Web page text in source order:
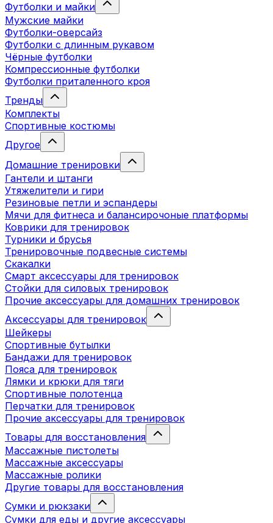
Футболки и майки
Мужские майки
Футболки-оверсайз
Футболки с длинным рукавом
Чёрные футболки
Компрессионные футболки
Футболки приталенного кроя
Тренды
Комплекты
Спортивные костюмы
Другое
Домашние тренировки
Гантели и штанги
Утяжелители и гири
Резиновые петли и эспандеры
Мячи для фитнеса и балансирочоные платформы
Коврики для тренировок
Турники и брусья
Тренировочные подвесные системы
Скакалки
Смарт аксессуары для тренировок
Стойки для силовых тренировок
Прочие аксессуары для домашних тренировок
Аксессуары для тренировок
Шейкеры
Спортивные бутылки
Бандажи для тренировок
Пояса для тренировок
Лямки и крюки для тяги
Спортивные полотенца
Перчатки для тренировок
Прочие аксессуары для тренировок
Товары для восстановления
Массажные пистолеты
Массажные аксессуары
Массажные ролики
Другие товары для восстановления
Сумки и рюкзаки
Сумки для еды и другие аксессуары